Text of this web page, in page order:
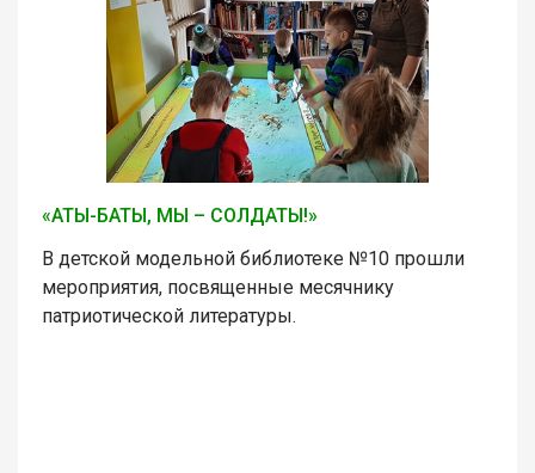
«АТЫ-БАТЫ, МЫ – СОЛДАТЫ!»
В детской модельной библиотеке №10 прошли
мероприятия, посвященные месячнику
патриотической литературы.